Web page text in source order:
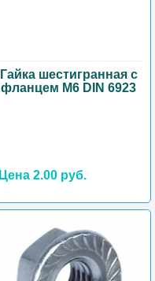
Гайка шестигранная с
фланцем М6 DIN 6923
Цена 2.00 руб.